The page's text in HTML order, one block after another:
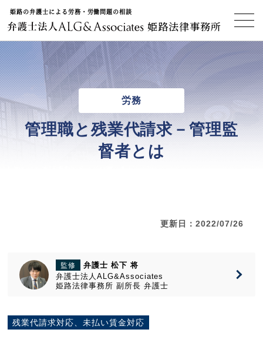
姫路の弁護士による労務・労働問題の相談
姫路法律事務所
労務
管理職と残業代請求－管理監
督者とは
更新日：2022/07/26
監修
弁護士 松下 将
弁護士法人ALG&Associates
姫路法律事務所 副所長 弁護士
残業代請求対応、未払い賃金対応